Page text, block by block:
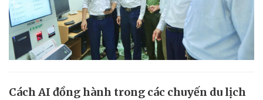
Cách AI đồng hành trong các chuyến du lịch